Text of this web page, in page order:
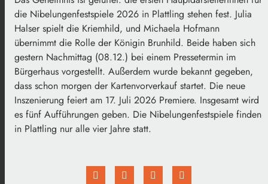
die Nibelungenfestspiele 2026 in Plattling stehen fest. Julia
Halser spielt die Kriemhild, und Michaela Hofmann
übernimmt die Rolle der Königin Brunhild. Beide haben sich
gestern Nachmittag (08.12.) bei einem Pressetermin im
Bürgerhaus vorgestellt. Außerdem wurde bekannt gegeben,
dass schon morgen der Kartenvorverkauf startet. Die neue
Inszenierung feiert am 17. Juli 2026 Premiere. Insgesamt wird
es fünf Aufführungen geben. Die Nibelungenfestspiele finden
in Plattling nur alle vier Jahre statt.